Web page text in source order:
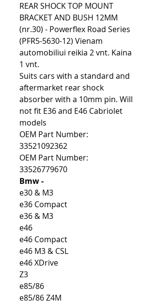
REAR SHOCK TOP MOUNT
BRACKET AND BUSH 12MM
(nr.30) - Powerflex Road Series
(PFR5-5630-12) Vienam
automobiliui reikia 2 vnt. Kaina
1 vnt.
Suits cars with a standard and
aftermarket rear shock
absorber with a 10mm pin. Will
not fit E36 and E46 Cabriolet
models
OEM Part Number:
33521092362
OEM Part Number:
33526779670
Bmw -
e30 & M3
e36 Compact
e36 & M3
e46
e46 Compact
e46 M3 & CSL
e46 XDrive
Z3
e85/86
e85/86 Z4M